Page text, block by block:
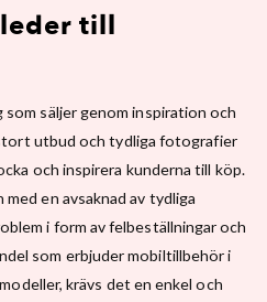
till
säljer genom inspiration och
utbud och tydliga fotografier
och inspirera kunderna till köp.
en avsaknad av tydliga
i form av felbeställningar och
som erbjuder mobiltillbehör i
krävs det en enkel och